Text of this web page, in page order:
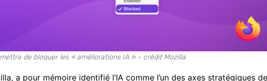
de bloquer les « améliorations IA » – crédit Mozilla
a pour mémoire identifié l’IA comme l’un des axes stratégiques de